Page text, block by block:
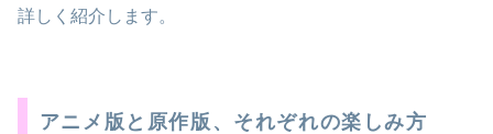
詳しく紹介します。
アニメ版と原作版、それぞれの楽しみ方